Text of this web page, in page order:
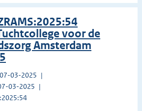
voor de
Amsterdam
03-2025
03-2025